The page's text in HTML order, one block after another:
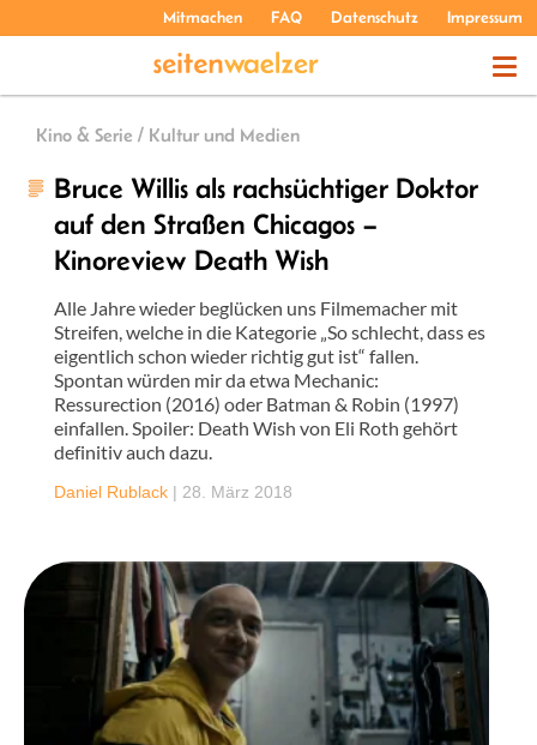
Mitmachen FAQ Datenschutz Impressum
THEMEN
PODCASTS
Kino & Serie / Kultur und Medien
Bruce Willis als rachsüchtiger Doktor
auf den Straßen Chicagos –
Kinoreview Death Wish
Alle Jahre wieder beglücken uns Filmemacher mit
Streifen, welche in die Kategorie „So schlecht, dass es
eigentlich schon wieder richtig gut ist“ fallen.
Spontan würden mir da etwa Mechanic:
Ressurection (2016) oder Batman & Robin (1997)
einfallen. Spoiler: Death Wish von Eli Roth gehört
definitiv auch dazu.
Daniel Rublack | 28. März 2018